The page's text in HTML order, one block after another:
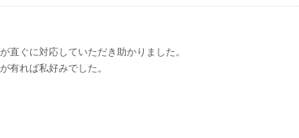
直ぐに対応していただき助かりました。
有れば私好みでした。